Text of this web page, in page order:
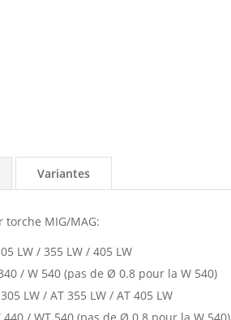
Variantes
torche MIG/MAG:
LW / 355 LW / 405 LW
/ W 540 (pas de Ø 0.8 pour la W 540)
LW / AT 355 LW / AT 405 LW
440 / WT 540 (pas de Ø 0.8 pour la W 540)